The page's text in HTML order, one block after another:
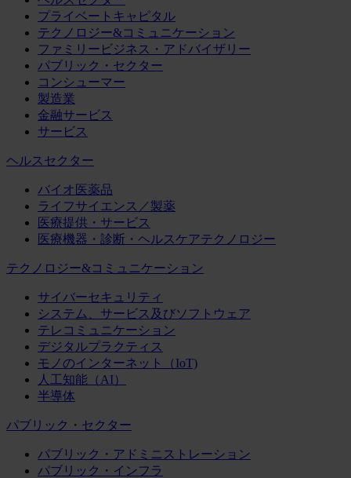
プライベートキャピタル
テクノロジー&コミュニケーション
ファミリービジネス・アドバイザリー
パブリック・セクター
コンシューマー
製造業
金融サービス
サービス
ヘルスセクター
バイオ医薬品
ライフサイエンス／製薬
医療提供・サービス
医療機器・診断・ヘルスケアテクノロジー
テクノロジー&コミュニケーション
サイバーセキュリティ
システム、サービス及びソフトウェア
テレコミュニケーション
デジタルプラクティス
モノのインターネット（IoT)
人工知能（AI）
半導体
パブリック・セクター
パブリック・アドミニストレーション
パブリック・インフラ